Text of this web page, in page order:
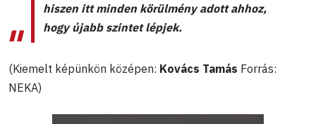
hiszen itt minden körülmény adott ahhoz,
hogy újabb szintet lépjek.
(Kiemelt képünkön középen: Kovács Tamás Forrás:
NEKA)